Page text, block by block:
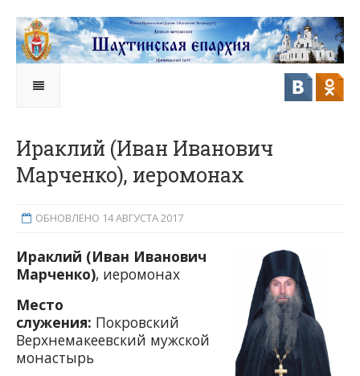
Ираклий (Иван Иванович
Марченко), иеромонах
ОБНОВЛЕНО 14 АВГУСТА 2017
Ираклий (Иван Иванович
Марченко), иеромонах
Место
служения: Покровский
Верхнемакеевский мужской
монастырь